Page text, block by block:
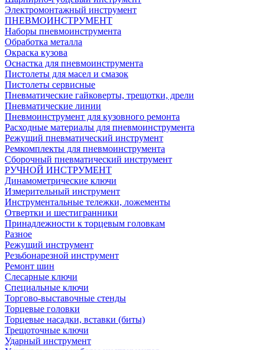
Электромонтажный инструмент
ПНЕВМОИНСТРУМЕНТ
Наборы пневмоинструмента
Обработка металла
Окраска кузова
Оснастка для пневмоинструмента
Пистолеты для масел и смазок
Пистолеты сервисные
Пневматические гайковерты, трещотки, дрели
Пневматические линии
Пневмоинструмент для кузовного ремонта
Расходные материалы для пневмоинструмента
Режущий пневматический инструмент
Ремкомплекты для пневмоинструмента
Сборочный пневматический инструмент
РУЧНОЙ ИНСТРУМЕНТ
Динамометрические ключи
Измерительный инструмент
Инструментальные тележки, ложементы
Отвертки и шестигранники
Принадлежности к торцевым головкам
Разное
Режущий инструмент
Резьбонарезной инструмент
Ремонт шин
Слесарные ключи
Специальные ключи
Торгово-выставочные стенды
Торцевые головки
Торцевые насадки, вставки (биты)
Трещоточные ключи
Ударный инструмент